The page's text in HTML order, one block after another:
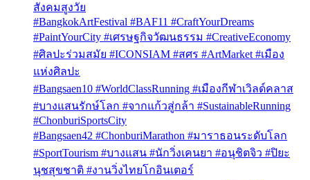
สังคมสูงวัย
#BangkokArtFestival #BAF11 #CraftYourDreams
#PaintYourCity #เศรษฐกิจวัฒนธรรม #CreativeEconomy
#ศิลปะร่วมสมัย #ICONSIAM #สศร #ArtMarket #เมือง
แห่งศิลปะ
#Bangsaen10 #WorldClassRunning #เมืองกีฬาเวิลด์คลาส
#บางแสนรักษ์โลก #จากแก้วสู่กล้า #SustainableRunning
#ChonburiSportsCity
#Bangsaen42 #ChonburiMarathon #มาราธอนระดับโลก
#SportTourism #บางแสน #นักวิ่งเคนยา #อนุชิตจิว #ปิยะ
นุชสุขชาติ #งานวิ่งไทยโกอินเตอร์